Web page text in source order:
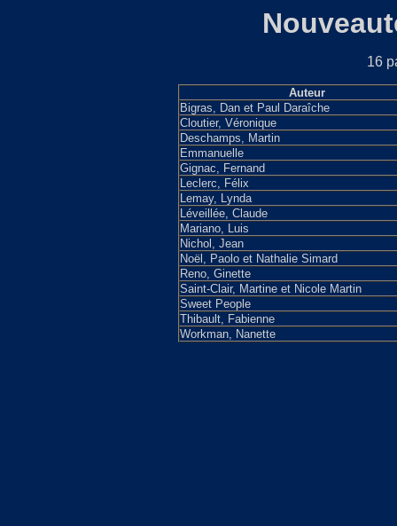
16
Auteur
Bigras, Dan et Paul Daraîche
Cloutier, Véronique
Deschamps, Martin
Emmanuelle
Gignac, Fernand
Leclerc, Félix
Lemay, Lynda
Léveillée, Claude
Mariano, Luis
Nichol, Jean
Noël, Paolo et Nathalie Simard
Reno, Ginette
Saint-Clair, Martine et Nicole Martin
Sweet People
Thibault, Fabienne
Workman, Nanette